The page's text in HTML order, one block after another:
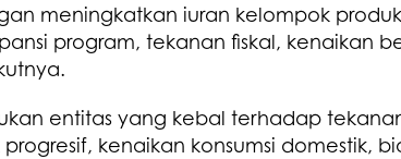
meningkatkan iuran kelompok
program, tekanan fiskal, kenaikan
entitas yang kebal terhadap
kenaikan konsumsi domestik,